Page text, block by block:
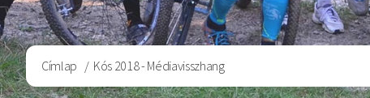
Morzsa
Címlap Kós 2018 - Médiavisszhang